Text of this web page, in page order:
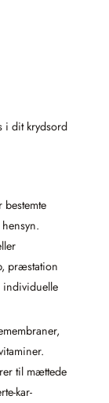
i dit krydsord
bestemte
præstation
til mættede
kar-